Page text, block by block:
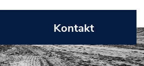
Kontakt